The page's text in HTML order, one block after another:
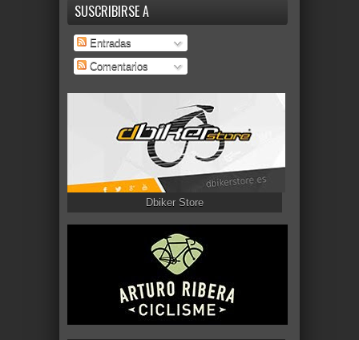
SUSCRIBIRSE A
Entradas
Comentarios
Dbiker Store